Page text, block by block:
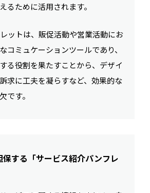
るために活用されます。
ットは、販促活動や営業活動にお
コミュケーションツールであり、
る役割を果たすことから、デザイ
求に工夫を凝らすなど、効果的な
です。
する「サービス紹介パンフレ